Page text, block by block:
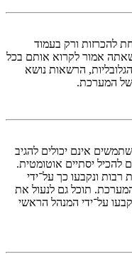
להכרזות ורק בעמוד
אמור לקרוא אותם בכל
הרשאות נושא
של המערכת.
אינם יכולים להגיב
להכיל יסתיים אוטומטית.
רבות ונקבעו כך על־ידי
תוכל גם לנעול את
על־ידי המנהל הראשי